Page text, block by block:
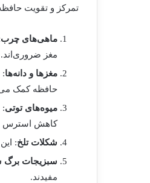
تمرکز و تقویت
ماهی‌های چرب
مغز ضروری‌اند.
مغزها و دانه‌ها:
حافظه کمک
میوه‌های توتی:
کاهش استرس
شکلات تلخ:
سبزیجات برگ
مفیدند.